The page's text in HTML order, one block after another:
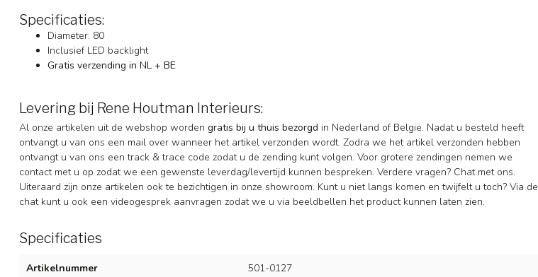
Specificaties:
Diameter: 80
Inclusief LED backlight
Gratis verzending in NL + BE
Levering bij Rene Houtman Interieurs:
Al onze artikelen uit de webshop worden gratis bij u thuis bezorgd in Nederland of België. Nadat u besteld heeft
ontvangt u van ons een mail over wanneer het artikel verzonden wordt. Zodra we het artikel verzonden hebben
ontvangt u van ons een track & trace code zodat u de zending kunt volgen. Voor grotere zendingen nemen we
contact met u op zodat we een gewenste leverdag/levertijd kunnen bespreken. Verdere vragen? Chat met ons.
Uiteraard zijn onze artikelen ook te bezichtigen in onze showroom. Kunt u niet langs komen en twijfelt u toch? Via de
chat kunt u ook een videogesprek aanvragen zodat we u via beeldbellen het product kunnen laten zien.
Specificaties
Artikelnummer 501-0127